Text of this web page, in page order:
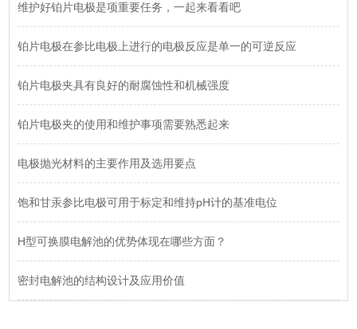
维护好铂片电极是项重要任务，一起来看看吧
铂片电极在参比电极上进行的电极反应是单一的可逆反应
铂片电极夹具有良好的耐腐蚀性和机械强度
铂片电极夹的使用和维护事项需要熟悉起来
电极抛光材料的主要作用及选用要点
饱和甘汞参比电极可用于标定和维持pH计的基准电位
H型可换膜电解池的优势体现在哪些方面？
密封电解池的结构设计及应用价值